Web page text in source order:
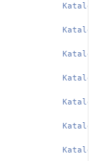
Katalog
Katalog
Katalog
Katalog
Katalog
Katalog
Katalog